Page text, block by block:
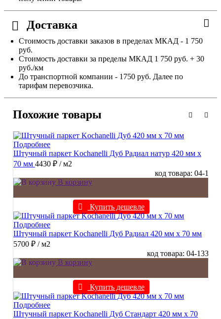
Доставка
Стоимость доставки заказов в пределах МКАД - 1 750
руб.
Стоимость доставки за пределы МКАД 1 750 руб. + 30
руб./км
До транспортной компании - 1750 руб. Далее по
тарифам перевозчика.
Похожие товары
Подробнее
Штучный паркет Kochanelli Дуб Радиал натур 420 мм х
70 мм 4430 ₽ / м2
код товара: 04-1
В корзину
Купить дешевле
Подробнее
Штучный паркет Kochanelli Дуб Радиал 420 мм х 70 мм
5700 ₽ / м2
код товара: 04-133
В корзину
Купить дешевле
Подробнее
Штучный паркет Kochanelli Дуб Стандарт 420 мм х 70